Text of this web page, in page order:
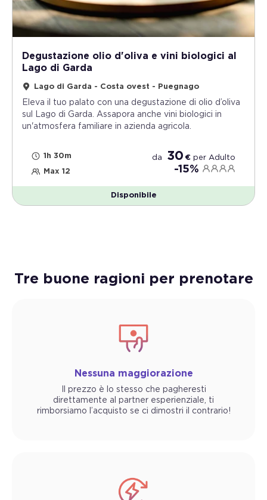
Degustazione olio d'oliva e vini biologici al
Lago di Garda
Lago di Garda - Costa ovest - Puegnago
Eleva il tuo palato con una degustazione di olio d’oliva
sul Lago di Garda. Assapora anche vini biologici in
un'atmosfera familiare in azienda agricola.
1h 30m
Max 12
da 30 € per Adulto
-15%
Disponibile
Tre buone ragioni per prenotare
Nessuna maggiorazione
Il prezzo è lo stesso che pagheresti
direttamente al partner esperienziale, ti
rimborsiamo l’acquisto se ci dimostri il contrario!